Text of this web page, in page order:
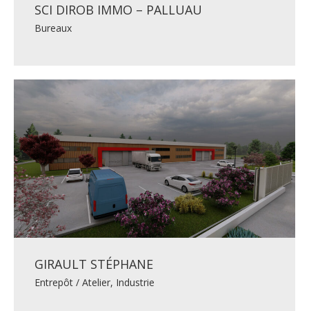
SCI DIROB IMMO – PALLUAU
Bureaux
GIRAULT STÉPHANE
Entrepôt / Atelier, Industrie